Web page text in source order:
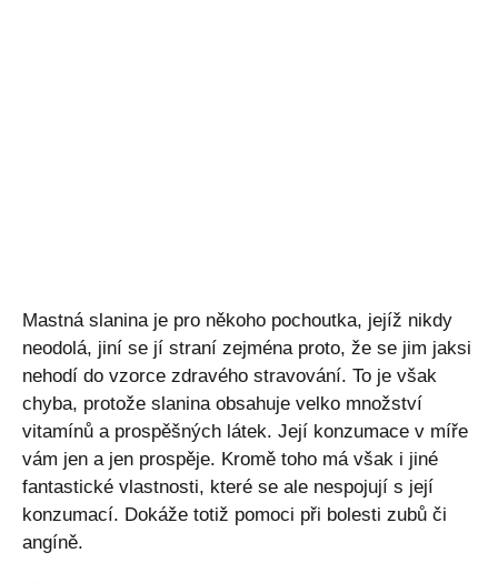
Mastná slanina je pro někoho pochoutka, jejíž nikdy
neodolá, jiní se jí straní zejména proto, že se jim jaksi
nehodí do vzorce zdravého stravování. To je však
chyba, protože slanina obsahuje velko množství
vitamínů a prospěšných látek. Její konzumace v míře
vám jen a jen prospěje. Kromě toho má však i jiné
fantastické vlastnosti, které se ale nespojují s její
konzumací. Dokáže totiž pomoci při bolesti zubů či
angíně.